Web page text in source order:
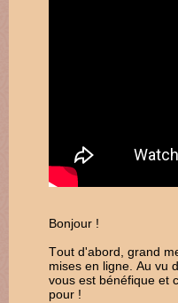
Bonjour !
Tout d'abord, grand
mises en ligne. Au vu
vous est bénéfique et
pour !